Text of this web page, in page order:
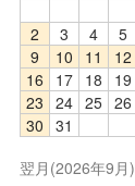
2
3 4 5
9
10 11 12
16
17 18 19
23 24 25 26
30 31
翌月(2026年9月)